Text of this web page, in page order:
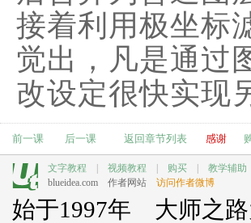
接着利用极坐标
觉出，凡是通过
改设定很快实现
前一课 后一课 返回章节列表 感谢
文字教程 视频教程 购买 教学辅助
blueidea.com
作者网站 访问作者微博
始于1997年 大师之